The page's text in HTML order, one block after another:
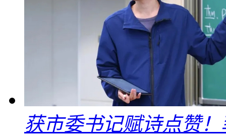
获市委书记赋诗点赞